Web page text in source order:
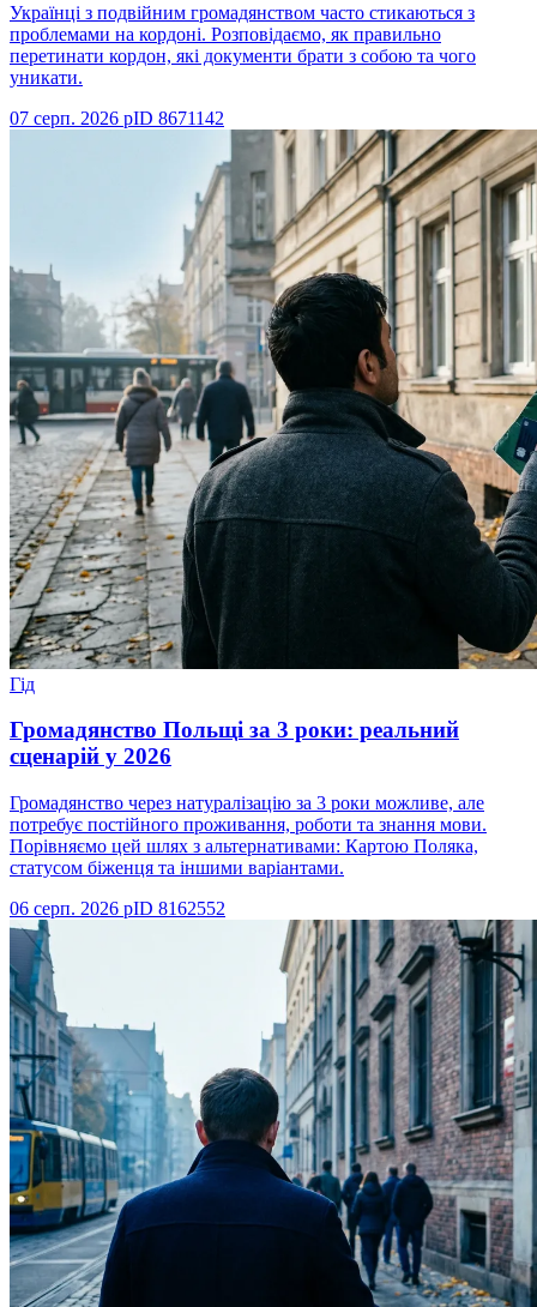
Українці з подвійним громадянством часто стикаються з
проблемами на кордоні. Розповідаємо, як правильно
перетинати кордон, які документи брати з собою та чого
уникати.
07 серп. 2026 рID 8671142
Гід
Громадянство Польщі за 3 роки: реальний
сценарій у 2026
Громадянство через натуралізацію за 3 роки можливе, але
потребує постійного проживання, роботи та знання мови.
Порівняємо цей шлях з альтернативами: Картою Поляка,
статусом біженця та іншими варіантами.
06 серп. 2026 рID 8162552